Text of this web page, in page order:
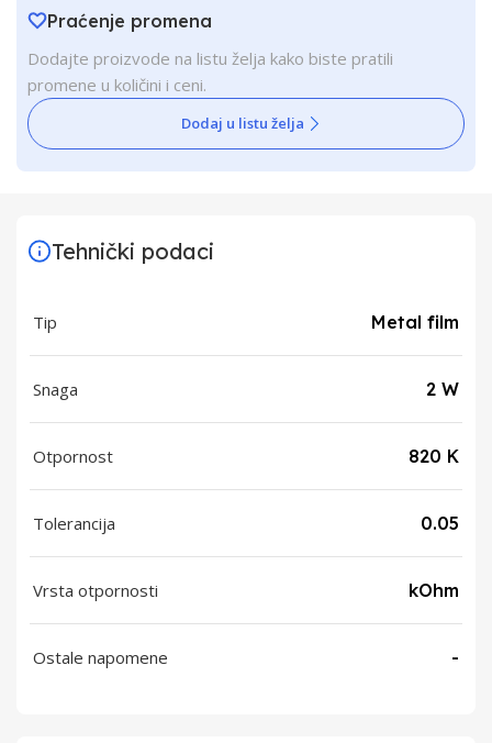
Praćenje promena
Dodajte proizvode na listu želja kako biste pratili
promene u količini i ceni.
Dodaj u listu želja
Tehnički podaci
Tip Metal film
Snaga 2 W
Otpornost 820 K
Tolerancija 0.05
Vrsta otpornosti kOhm
Ostale napomene -